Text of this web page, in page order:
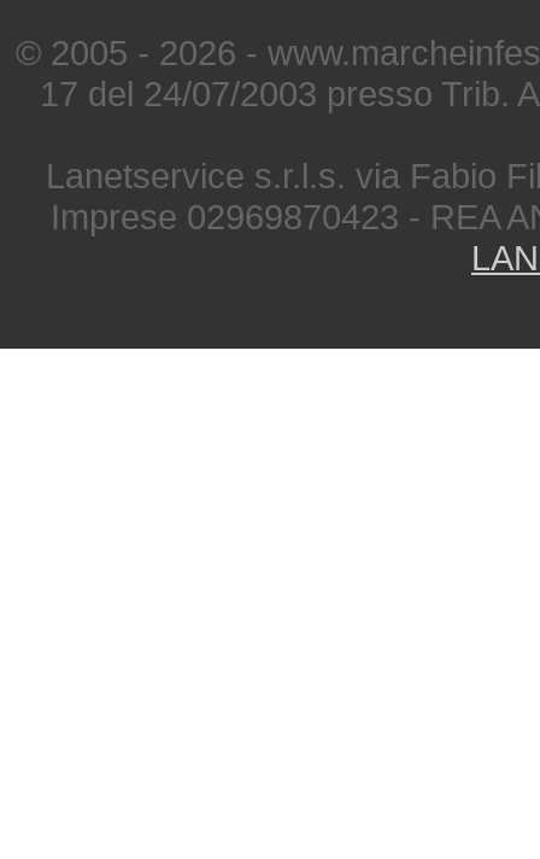
© 2005 - 2026 -
17 del 24/07/2003 presso Trib.
Lanetservice s.r.l.s. via Fabio
Imprese 02969870423 - REA